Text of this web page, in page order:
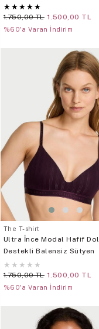
★ ★ ★ ★ ★
1.750,00 TL 1.500,00 TL
%60'a Varan İndirim
The T-shirt
Ultra İnce Modal Hafif
Destekli Balensiz Sütyen
★ ★ ★ ★ ★
1.750,00 TL 1.500,00 TL
%60'a Varan İndirim